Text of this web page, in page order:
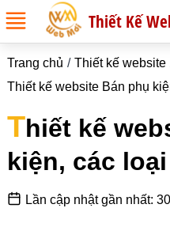
Thiết Kế
Trang chủ
Thiết kế website
Thiết kế website Bán phụ
Thiết kế
kiện, các
Lần cập nhật gần nhất: